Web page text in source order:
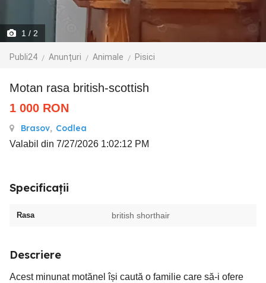
1 / 2
Publi24 Anunțuri Animale Pisici
Motan rasa british-scottish
1 000 RON
Brasov, Codlea
Valabil din 7/27/2026 1:02:12 PM
Specificații
Rasa british shorthair
Descriere
Acest minunat motănel își caută o familie care să-i ofere